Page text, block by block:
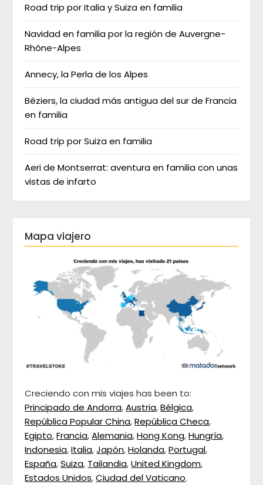
Road trip por Italia y Suiza en familia
Navidad en familia por la región de Auvergne-
Rhône-Alpes
Annecy, la Perla de los Alpes
Béziers, la ciudad más antigua del sur de Francia
en familia
Road trip por Suiza en familia
Aeri de Montserrat: aventura en familia con unas
vistas de infarto
Mapa viajero
Creciendo con mis viajes has been to:
Principado de Andorra,Austria,Bélgica,
República Popular China,República Checa,
Egipto,Francia,Alemania,Hong Kong,Hungría,
Indonesia,Italia,Japón,Holanda,Portugal,
España,Suiza, Tailandia,United Kingdom,
Estados Unidos,Ciudad del Vaticano.